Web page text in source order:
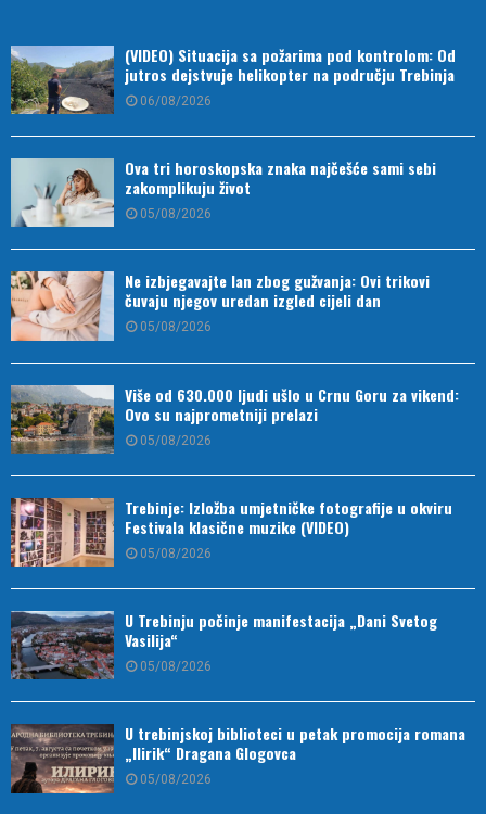
(VIDEO) Situacija sa požarima pod kontrolom: Od
jutros dejstvuje helikopter na području Trebinja
06/08/2026
Ova tri horoskopska znaka najčešće sami sebi
zakomplikuju život
05/08/2026
Ne izbjegavajte lan zbog gužvanja: Ovi trikovi
čuvaju njegov uredan izgled cijeli dan
05/08/2026
Više od 630.000 ljudi ušlo u Crnu Goru za vikend:
Ovo su najprometniji prelazi
05/08/2026
Trebinje: Izložba umjetničke fotografije u okviru
Festivala klasične muzike (VIDEO)
05/08/2026
U Trebinju počinje manifestacija „Dani Svetog
Vasilija“
05/08/2026
U trebinjskoj biblioteci u petak promocija romana
„Ilirik“ Dragana Glogovca
05/08/2026